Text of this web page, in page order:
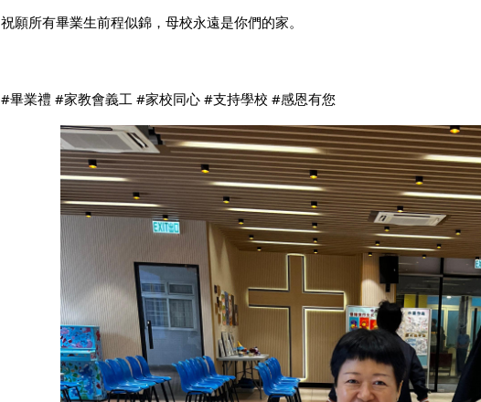
祝願所有畢業生前程似錦，母校永遠是你們的家。
#畢業禮 #家教會義工 #家校同心 #支持學校 #感恩有您